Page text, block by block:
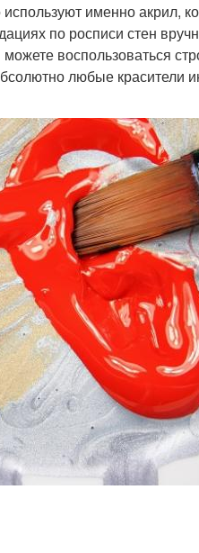
именно акрил,
по росписи стен
воспользоваться
любые красители